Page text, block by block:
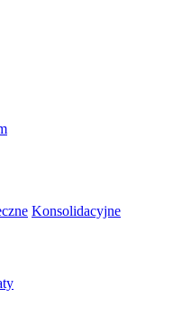
Konsolidacyjne